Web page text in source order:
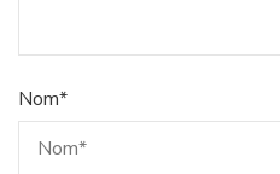
Nom*